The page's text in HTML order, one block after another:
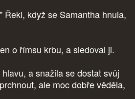
Řekl, když se Samantha hnula,
o římsu krbu, a sledoval ji.
a snažila se dostat svůj
ale moc dobře věděla,